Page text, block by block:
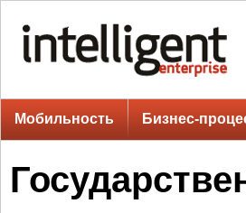
Мобильность Бизнес-